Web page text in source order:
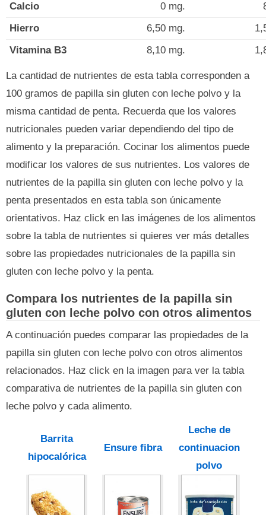
Calcio
0 mg.
Hierro
6,50 mg.
Vitamina B3
8,10 mg.
La cantidad de nutrientes de esta tabla corresponden a
100 gramos de papilla sin gluten con leche polvo y la
misma cantidad de penta. Recuerda que los valores
nutricionales pueden variar dependiendo del tipo de
alimento y la preparación. Cocinar los alimentos puede
modificar los valores de sus nutrientes. Los valores de
nutrientes de la papilla sin gluten con leche polvo y la
penta presentados en esta tabla son únicamente
orientativos. Haz click en las imágenes de los alimentos
sobre la tabla de nutrientes si quieres ver más detalles
sobre las propiedades nutricionales de la papilla sin
gluten con leche polvo y la penta.
Compara los nutrientes de la papilla sin
gluten con leche polvo con otros alimentos
A continuación puedes comparar las propiedades de la
papilla sin gluten con leche polvo con otros alimentos
relacionados. Haz click en la imagen para ver la tabla
comparativa de nutrientes de la papilla sin gluten con
leche polvo y cada alimento.
Barrita
hipocalórica
Ensure fibra
Leche de
continuacion
polvo